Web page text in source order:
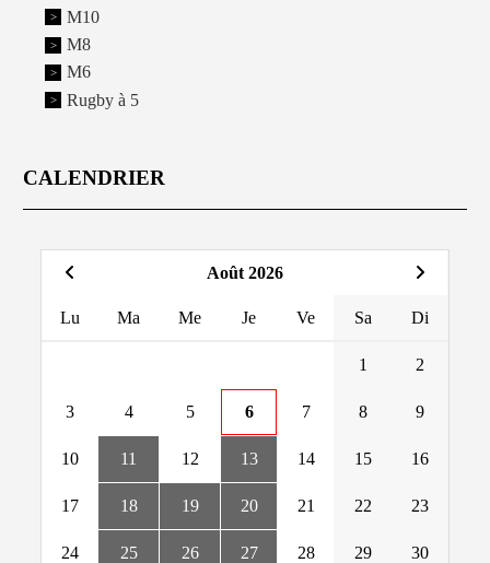
M10
M8
M6
Rugby à 5
CALENDRIER
Août 2026
Lu Ma Me Je Ve Sa Di
1 2
3 4 5 6 7 8 9
10 11 12 13 14 15 16
17 18 19 20 21 22 23
24 25 26 27 28 29 30